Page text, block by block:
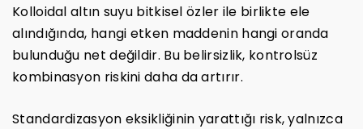
Kolloidal altın suyu bitkisel özler ile birlikte ele
alındığında, hangi etken maddenin hangi oranda
bulunduğu net değildir. Bu belirsizlik, kontrolsüz
kombinasyon riskini daha da artırır.
Standardizasyon eksikliğinin yarattığı risk, yalnızca